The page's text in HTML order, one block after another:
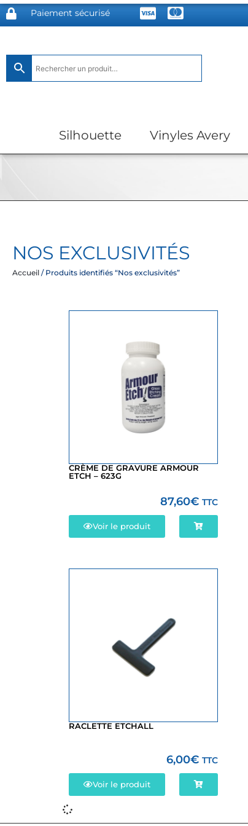
Paiement sécurisé
Silhouette Vinyles Avery
NOS EXCLUSIVITÉS
Accueil / Produits identifiés “Nos exclusivités”
CRÈME DE GRAVURE ARMOUR
ETCH – 623G
87,60€ TTC
Voir le produit
RACLETTE ETCHALL
6,00€ TTC
Voir le produit